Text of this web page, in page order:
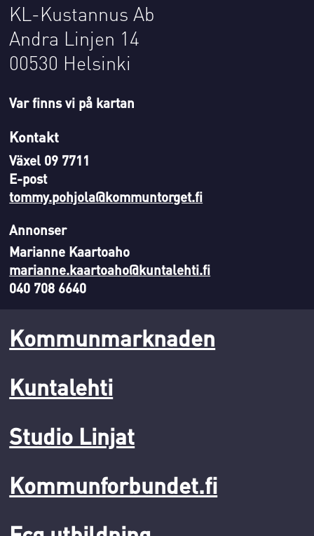
KL-Kustannus Ab
Andra Linjen 14
00530 Helsinki
Var finns vi på kartan
Kontakt
Växel 09 7711
E-post
tommy.pohjola@kommuntorget.fi
Annonser
Marianne Kaartoaho
marianne.kaartoaho@kuntalehti.fi
040 708 6640
Kommunmarknaden
Kuntalehti
Studio Linjat
Kommunforbundet.fi